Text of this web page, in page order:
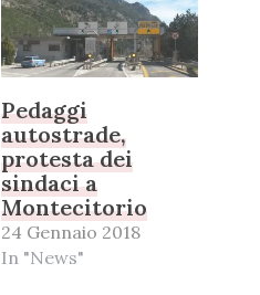
Pedaggi
autostrade,
protesta dei
sindaci a
Montecitorio
24 Gennaio 2018
In "News"